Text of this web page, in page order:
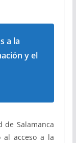
a la
y el
de Salamanca
al acceso a la